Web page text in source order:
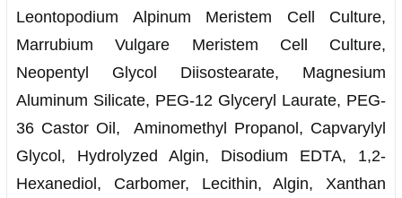
Leontopodium Alpinum Meristem Cell Culture,
Marrubium Vulgare Meristem Cell Culture,
Neopentyl Glycol Diisostearate, Magnesium
Aluminum Silicate, PEG-12 Glyceryl Laurate, PEG-
36 Castor Oil, Aminomethyl Propanol, Capvarylyl
Glycol, Hydrolyzed Algin, Disodium EDTA, 1,2-
Hexanediol, Carbomer, Lecithin, Algin, Xanthan